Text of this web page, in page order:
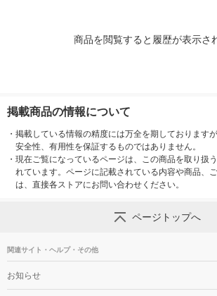
商品を閲覧すると履歴が表示さ
掲載商品の情報について
・ 掲載している情報の精度には万全を期しております
安全性、有用性を保証するものではありません。
・ 現在ご覧になっているページは、この商品を取り扱
れています。ページに記載されている内容や商品、
は、直接各ストアにお問い合わせください。
ページトップへ
関連サイト・ヘルプ・その他
お知らせ